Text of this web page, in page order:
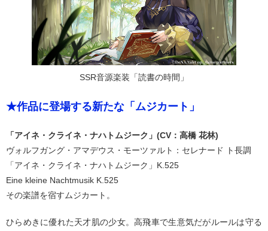
SSR音源楽装「読書の時間」
★作品に登場する新たな「ムジカート」
「アイネ・クライネ・ナハトムジーク」(CV：高橋 花林)
ヴォルフガング・アマデウス・モーツァルト：セレナード ト長調
「アイネ・クライネ・ナハトムジーク」K.525
Eine kleine Nachtmusik K.525
その楽譜を宿すムジカート。
ひらめきに優れた天才肌の少女。高飛車で生意気だがルールは守る